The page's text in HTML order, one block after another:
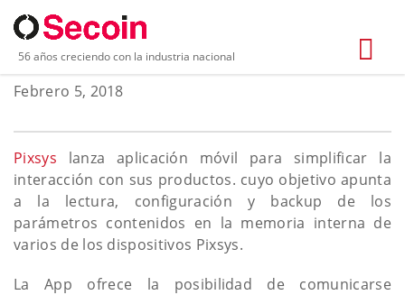
56 años creciendo con la industria nacional
APP MYPIXSYS
Febrero 5, 2018
Pixsys lanza aplicación móvil para simplificar la
interacción con sus productos. cuyo objetivo apunta
a la lectura, configuración y backup de los
parámetros contenidos en la memoria interna de
varios de los dispositivos Pixsys.
La App ofrece la posibilidad de comunicarse